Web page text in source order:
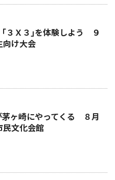
３Ｘ３｣を体験しよう ９
向け大会
茅ヶ崎にやってくる ８月
民文化会館